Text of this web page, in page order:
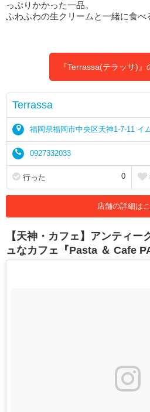
っぷりかかった一品。
ふわふわの生クリームと一緒に食べ
『Terrassa(テラッサ)
Terrassa
福岡県福岡市中央区天神1-7-11 イ
0927332033
行った 0
店舗の詳細は
【天神・カフェ】アンティー
ュなカフェ『Pasta ＆ Cafe